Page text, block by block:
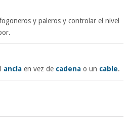
y paleros y controlar el nivel
anclaen vez de cadenao un cable.